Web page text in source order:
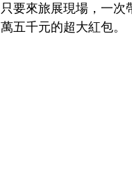
只要來旅展現場，一
萬五千元的超大紅包。